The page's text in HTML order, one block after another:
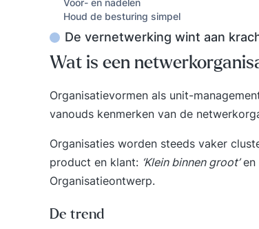
Voor- en nadelen
Houd de besturing simpel
De vernetwerking wint aan
Wat is een
Organisatievormen als unit-
vanouds kenmerken van de
Organisaties worden steeds vaker
product en klant: ‘Klein binnen groot’en
Organisatieontwerp.
De trend